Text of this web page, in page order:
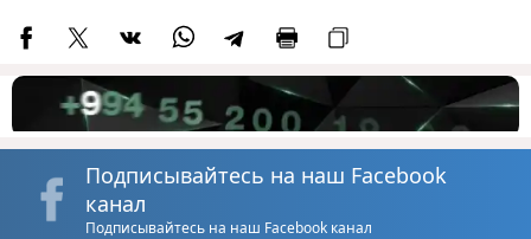
Подписывайтесь на наш Facebook
канал
Подписывайтесь на наш Facebook канал